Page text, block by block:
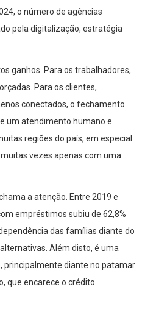
o número de agências
pela digitalização, estratégia
ganhos. Para os trabalhadores,
Para os clientes,
conectados, o fechamento
um atendimento humano e
regiões do país, em especial
vezes apenas com uma
a atenção. Entre 2019 e
empréstimos subiu de 62,8%
das famílias diante do
Além disto, é uma
principalmente diante no patamar
que encarece o crédito.